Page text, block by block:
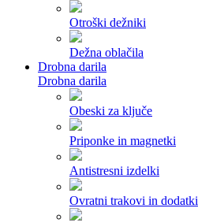
Otroški dežniki
Dežna oblačila
Drobna darila
Drobna darila
Obeski za ključe
Priponke in magnetki
Antistresni izdelki
Ovratni trakovi in dodatki